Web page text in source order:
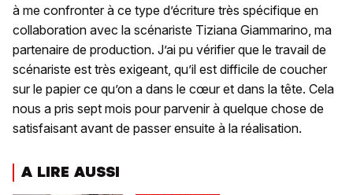
à me confronter à ce type d’écriture très spécifique en
collaboration avec la scénariste Tiziana Giammarino, ma
partenaire de production. J’ai pu vérifier que le travail de
scénariste est très exigeant, qu’il est difficile de coucher
sur le papier ce qu’on a dans le cœur et dans la tête. Cela
nous a pris sept mois pour parvenir à quelque chose de
satisfaisant avant de passer ensuite à la réalisation.
A LIRE AUSSI